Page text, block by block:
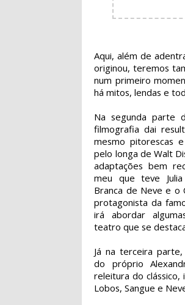
Aqui, além de
originou, teremos
num primeiro
há mitos, lendas e
Na segunda parte
filmografia dai
mesmo pitorescas
pelo longa de Walt
adaptações bem
meu que teve
Branca de Neve e o
protagonista da
irá abordar
teatro que se
Já na terceira
do próprio
releitura do clássico,
Lobos, Sangue e